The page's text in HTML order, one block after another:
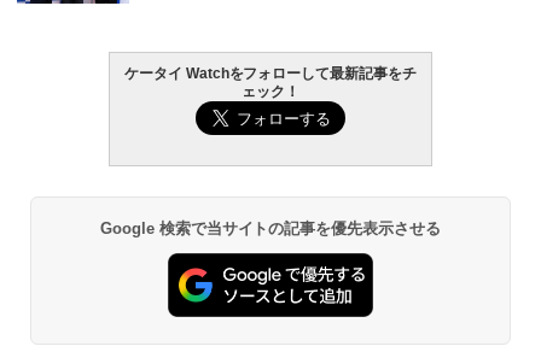
ケータイ Watchをフォローして最新記事をチ
ェック！
Google 検索で当サイトの記事を優先表示させる